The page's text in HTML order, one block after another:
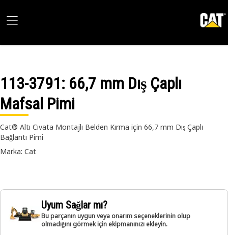
113-3791: 66,7 mm Dış Çaplı
Mafsal Pimi
Cat® Altı Cıvata Montajlı Belden Kırma için 66,7 mm Dış Çaplı
Bağlantı Pimi
Marka: Cat
Uyum Sağlar mı?
Bu parçanın uygun veya onarım seçeneklerinin olup
olmadığını görmek için ekipmanınızı ekleyin.